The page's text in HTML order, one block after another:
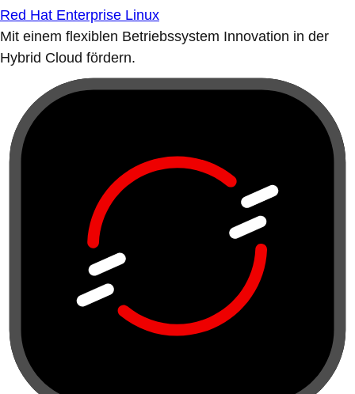
Red Hat Enterprise Linux
Mit einem flexiblen Betriebssystem Innovation in der
Hybrid Cloud fördern.